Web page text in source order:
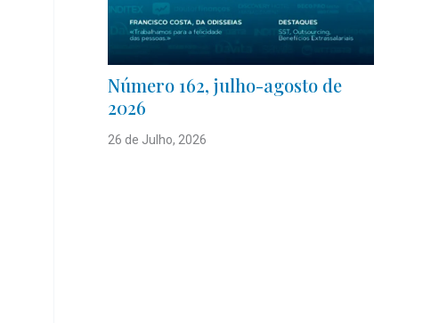
Número 162, julho-agosto de
2026
26 de Julho, 2026